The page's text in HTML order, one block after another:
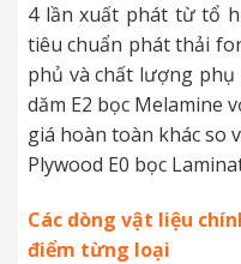
4 lần xuất phát từ tổ
tiêu chuẩn phát thải
phủ và chất lượng
dăm E2 bọc Melamine
giá hoàn toàn khác so
Plywood E0 bọc
Các dòng vật liệu
điểm từng loại